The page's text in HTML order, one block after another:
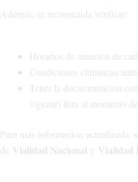
Además, se recomienda verificar:
Horarios de atención de
Condiciones climáticas
Tener la documentación
vigente) lista al momento de
Para más información actualizada,
de Vialidad Nacional y Vialidad